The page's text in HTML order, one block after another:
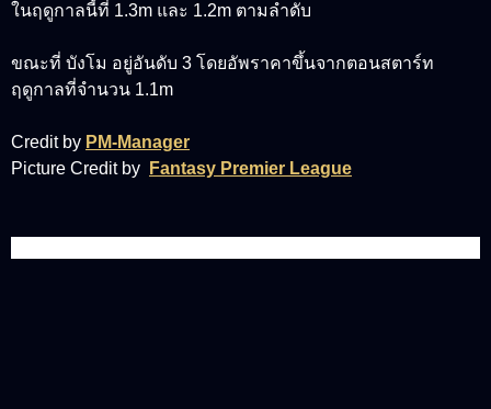
ในฤดูกาลนี้ที่ 1.3m และ 1.2m ตามลำดับ
ขณะที่ บังโม อยู่อันดับ 3 โดยอัพราคาขึ้นจากตอนสตาร์ท
ฤดูกาลที่จำนวน 1.1m
Credit by PM-Manager
Picture Credit by
Fantasy Premier League